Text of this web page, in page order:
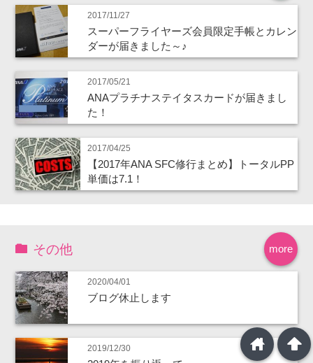
2017/11/27
スーパーフライヤーズ会員限定手帳とカレン
ダーが届きました～♪
2017/05/21
ANAプラチナステイタスカードが届きまし
た！
2017/04/25
【2017年ANA SFC修行まとめ】トータルPP
単価は7.1！
more
その他
2020/04/01
ブログ休止します
2019/12/30 arrowup
home